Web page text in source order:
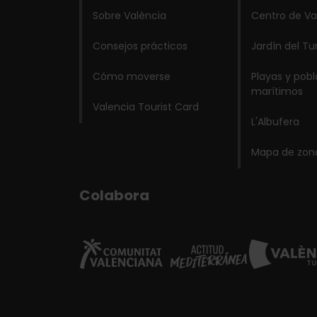
Sobre València
Consejos prácticos
Cómo moverse
Valencia Tourist Card
Centro de
Jardín del
Playas y
marítimos
L'Albufera
Mapa de
Colabora